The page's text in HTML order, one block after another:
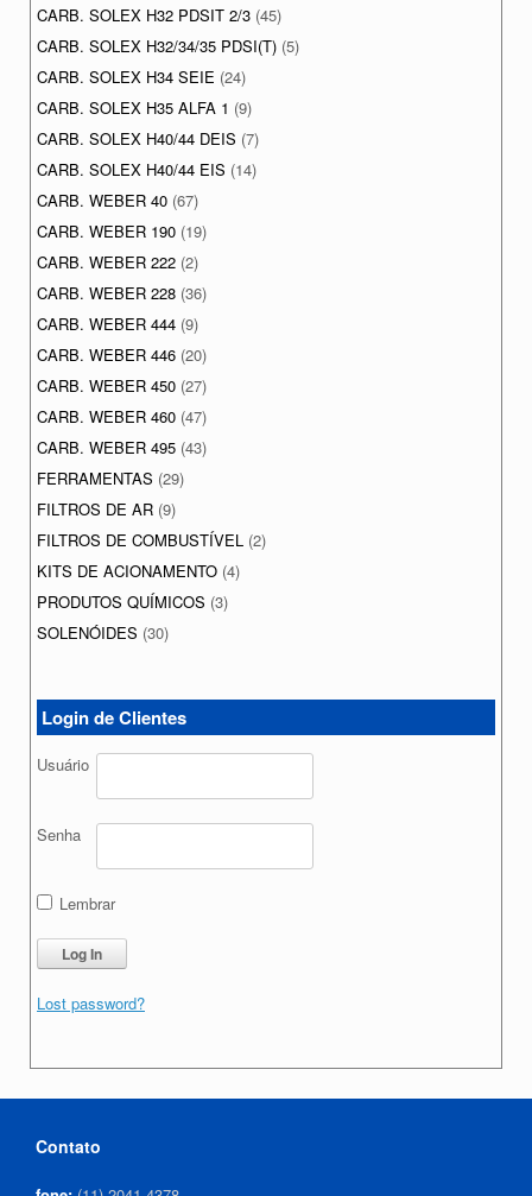
CARB. SOLEX H32 PDSIT 2/3 (45)
CARB. SOLEX H32/34/35 PDSI(T) (5)
CARB. SOLEX H34 SEIE (24)
CARB. SOLEX H35 ALFA 1 (9)
CARB. SOLEX H40/44 DEIS (7)
CARB. SOLEX H40/44 EIS (14)
CARB. WEBER 40 (67)
CARB. WEBER 190 (19)
CARB. WEBER 222 (2)
CARB. WEBER 228 (36)
CARB. WEBER 444 (9)
CARB. WEBER 446 (20)
CARB. WEBER 450 (27)
CARB. WEBER 460 (47)
CARB. WEBER 495 (43)
FERRAMENTAS (29)
FILTROS DE AR (9)
FILTROS DE COMBUSTÍVEL (2)
KITS DE ACIONAMENTO (4)
PRODUTOS QUÍMICOS (3)
SOLENÓIDES (30)
Login de Clientes
Usuário
Senha
Lembrar
Lost password?
Contato